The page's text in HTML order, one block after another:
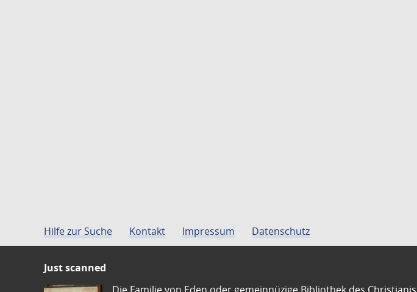
Hilfe zur Suche Kontakt Impressum Datenschutz
Just scanned